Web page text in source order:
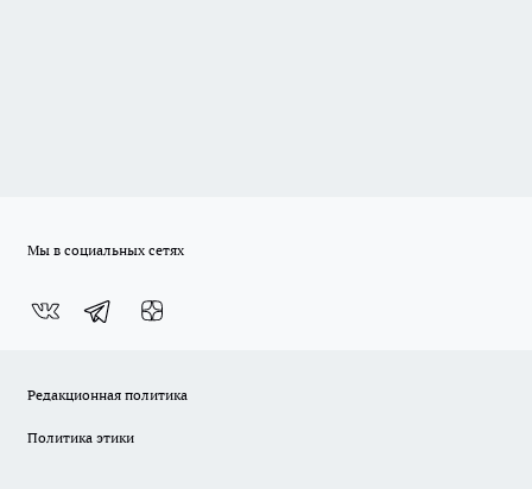
Мы в социальных сетях
Редакционная политика
Политика этики